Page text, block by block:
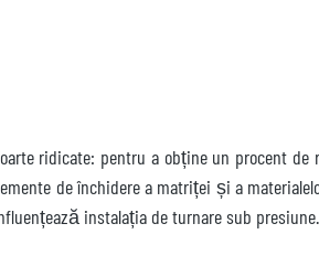
ridicate: pentru a obține un procent de
de închidere a matriței și a
instalația de turnare sub presiune.